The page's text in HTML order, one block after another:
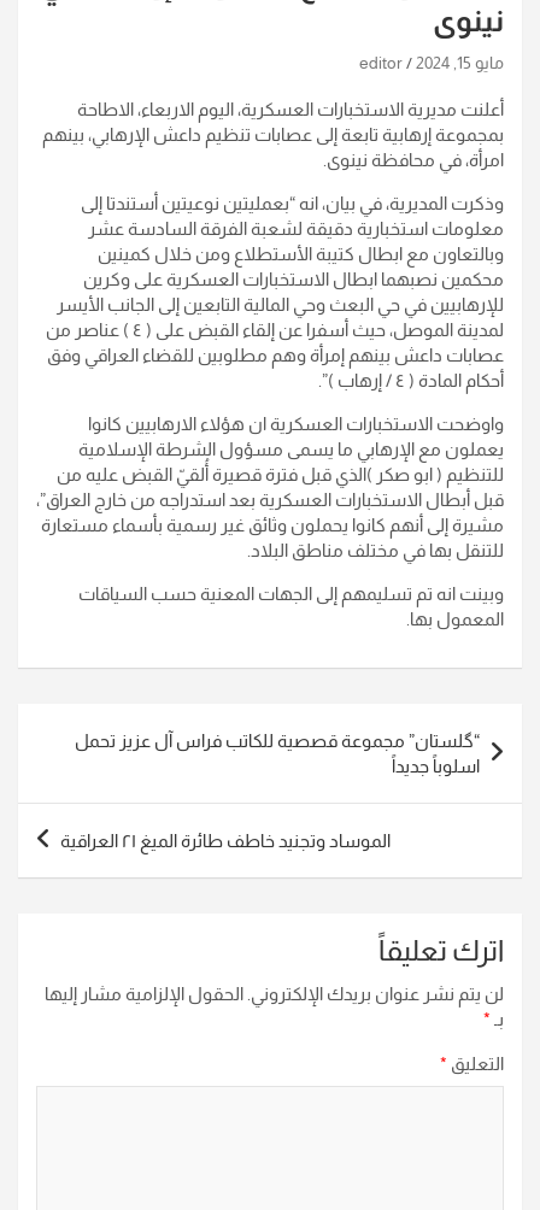
نينوى
مايو 15, 2024 editor
أعلنت مديرية الاستخبارات العسكرية، اليوم الاربعاء، الاطاحة
بمجموعة إرهابية تابعة إلى عصابات تنظيم داعش الإرهابي، بينهم
امرأة، في محافظة نينوى.
وذكرت المديرية، في بيان، انه “بعمليتين نوعيتين أستندتا إلى
معلومات استخبارية دقيقة لشعبة الفرقة السادسة عشر
وبالتعاون مع ابطال كتيبة الأستطلاع ومن خلال كمينين
محكمين نصبهما ابطال الاستخبارات العسكرية على وكرين
للإرهابيين في حي البعث وحي المالية التابعين إلى الجانب الأيسر
لمدينة الموصل، حيث أسفرا عن إلقاء القبض على ( ٤ ) عناصر من
عصابات داعش بينهم إمرأة وهم مطلوبين للقضاء العراقي وفق
أحكام المادة ( ٤ / إرهاب )”.
واوضحت الاستخبارات العسكرية ان هؤلاء الارهابيين كانوا
يعملون مع الإرهابي ما يسمى مسؤول الشرطة الإسلامية
للتنظيم ( ابو صكر )الذي قبل فترة قصيرة أُلقيّ القبض عليه من
قبل أبطال الاستخبارات العسكرية بعد استدراجه من خارج العراق”،
مشيرة إلى أنهم كانوا يحملون وثائق غير رسمية بأسماء مستعارة
للتنقل بها في مختلف مناطق البلاد.
وبينت انه تم تسليمهم إلى الجهات المعنية حسب السياقات
المعمول بها.
المقالات
“گلستان” مجموعة قصصية للكاتب فراس آل عزيز تحمل
اسلوباً جديداً
الموساد وتجنيد خاطف طائرة الميغ ٢١ العراقية
اترك تعليقاً
لن يتم نشر عنوان بريدك الإلكتروني. الحقول الإلزامية مشار إليها
بـ *
التعليق *